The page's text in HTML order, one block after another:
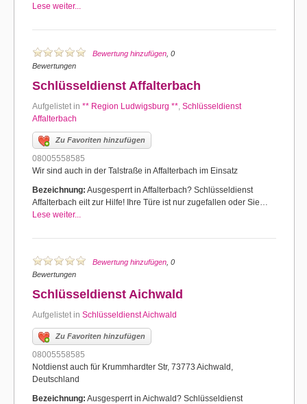
Lese weiter...
Bewertung hinzufügen , 0
Bewertungen
Schlüsseldienst Affalterbach
Aufgelistet in ** Region Ludwigsburg **, Schlüsseldienst
Affalterbach
Zu Favoriten hinzufügen
08005558585
Wir sind auch in der Talstraße in Affalterbach im Einsatz
Bezeichnung: Ausgesperrt in Affalterbach? Schlüsseldienst
Affalterbach eilt zur Hilfe! Ihre Türe ist nur zugefallen oder Sie…
Lese weiter...
Bewertung hinzufügen , 0
Bewertungen
Schlüsseldienst Aichwald
Aufgelistet in Schlüsseldienst Aichwald
Zu Favoriten hinzufügen
08005558585
Notdienst auch für Krummhardter Str, 73773 Aichwald,
Deutschland
Bezeichnung: Ausgesperrt in Aichwald? Schlüsseldienst